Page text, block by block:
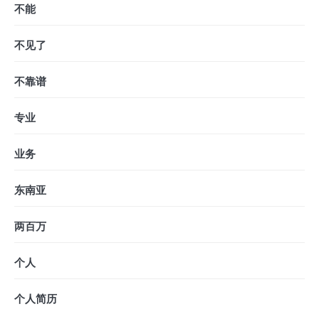
不能
不见了
不靠谱
专业
业务
东南亚
两百万
个人
个人简历